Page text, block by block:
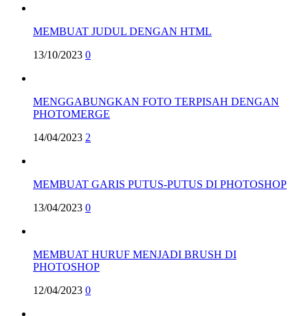
MEMBUAT JUDUL DENGAN HTML
13/10/2023 0
MENGGABUNGKAN FOTO TERPISAH DENGAN
PHOTOMERGE
14/04/2023 2
MEMBUAT GARIS PUTUS-PUTUS DI PHOTOSHOP
13/04/2023 0
MEMBUAT HURUF MENJADI BRUSH DI
PHOTOSHOP
12/04/2023 0